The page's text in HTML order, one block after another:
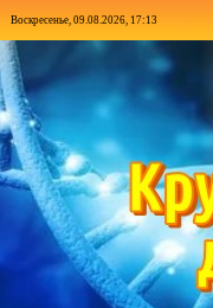
Воскресенье, 09.08.2026, 17:13